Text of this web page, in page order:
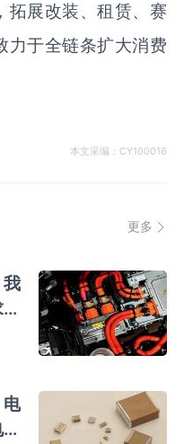
拓展改装、租赁、赛
力于全链条扩大消费
本文采编：CY100016
更多